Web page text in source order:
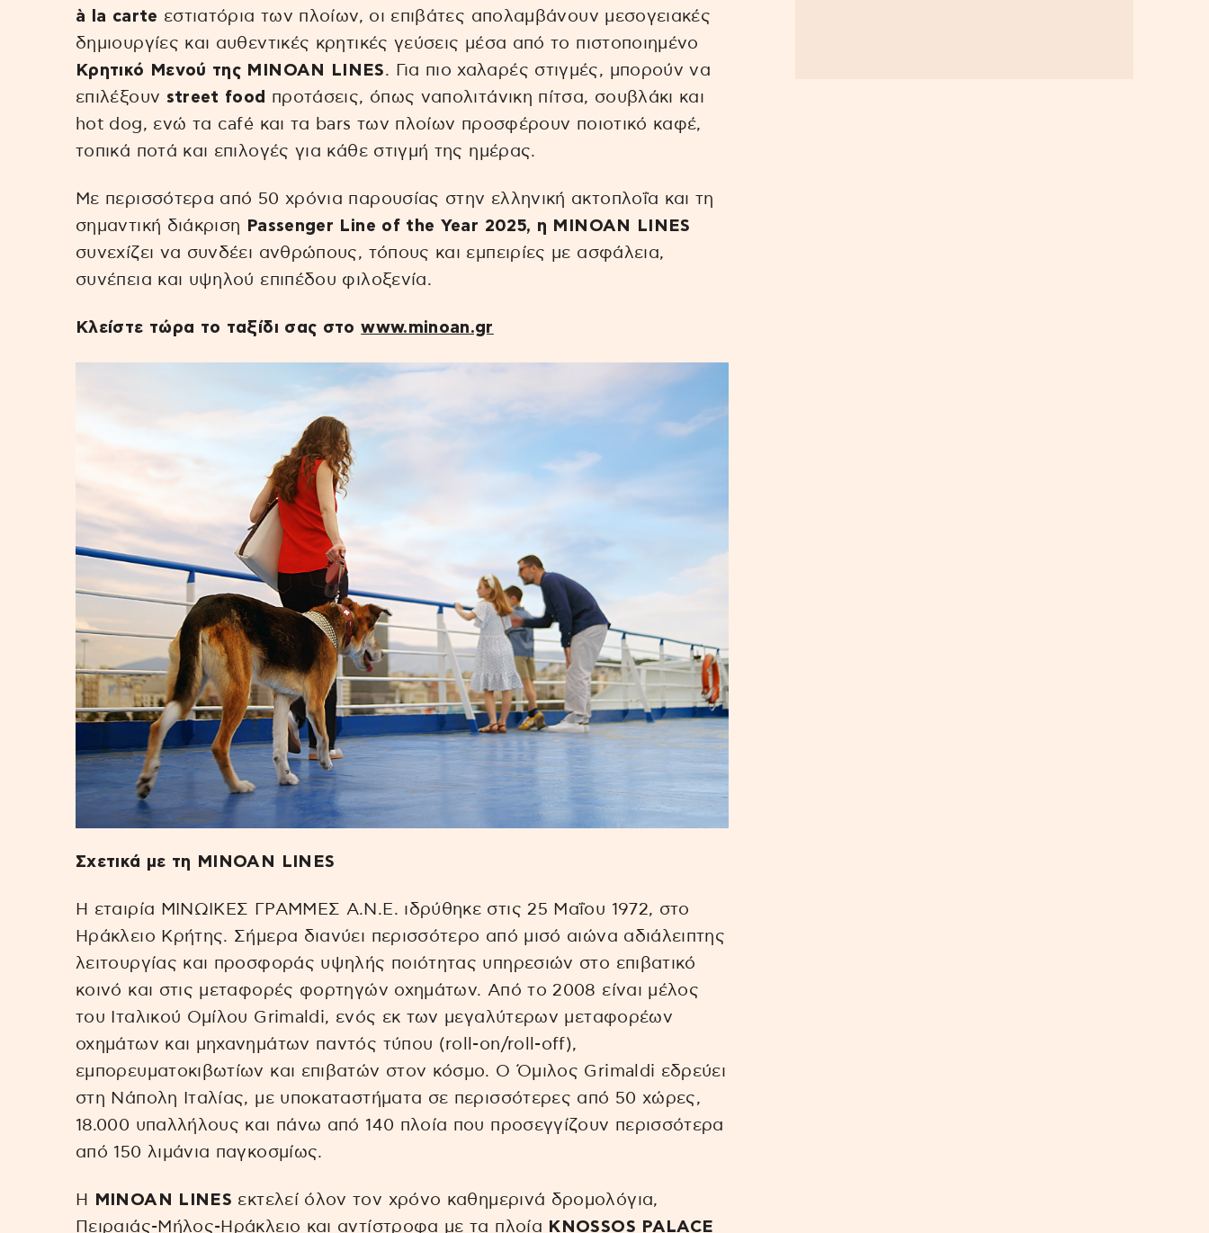
à la carte εστιατόρια των πλοίων, οι επιβάτες απολαμβάνουν μεσογειακές
δημιουργίες και αυθεντικές κρητικές γεύσεις μέσα από το πιστοποιημένο
Κρητικό Μενού της MINOAN LINES. Για πιο χαλαρές στιγμές, μπορούν να
επιλέξουν street food προτάσεις, όπως ναπολιτάνικη πίτσα, σουβλάκι και
hot dog, ενώ τα café και τα bars των πλοίων προσφέρουν ποιοτικό καφέ,
τοπικά ποτά και επιλογές για κάθε στιγμή της ημέρας.
Με περισσότερα από 50 χρόνια παρουσίας στην ελληνική ακτοπλοΐα και τη
σημαντική διάκριση
Passenger Line of the Year 2025, η MINOAN LINES
συνεχίζει να συνδέει ανθρώπους, τόπους και εμπειρίες με ασφάλεια,
συνέπεια και υψηλού επιπέδου φιλοξενία.
Κλείστε τώρα το ταξίδι σας στοwww.minoan.gr
Σχετικά με τη MINOAN LINES
Η εταιρία ΜΙΝΩΙΚΕΣ ΓΡΑΜΜΕΣ Α.Ν.Ε. ιδρύθηκε στις 25 Μαΐου 1972, στο
Ηράκλειο Κρήτης. Σήμερα διανύει περισσότερο από μισό αιώνα αδιάλειπτης
λειτουργίας και προσφοράς υψηλής ποιότητας υπηρεσιών στο επιβατικό
κοινό και στις μεταφορές φορτηγών οχημάτων. Από το 2008 είναι μέλος
του Ιταλικού Ομίλου Grimaldi, ενός εκ των μεγαλύτερων μεταφορέων
οχημάτων και μηχανημάτων παντός τύπου (roll-on/roll-off),
εμπορευματοκιβωτίων και επιβατών στον κόσμο. Ο Όμιλος Grimaldi εδρεύει
στη Νάπολη Ιταλίας, με υποκαταστήματα σε περισσότερες από 50 χώρες,
18.000 υπαλλήλους και πάνω από 140 πλοία που προσεγγίζουν περισσότερα
από 150 λιμάνια παγκοσμίως.
Η MINOAN LINES εκτελεί όλον τον χρόνο καθημερινά δρομολόγια,
Πειραιάς-Μήλος-Ηράκλειο και αντίστροφα με τα πλοία KNOSSOS PALACE